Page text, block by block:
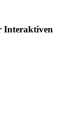
Interaktiven